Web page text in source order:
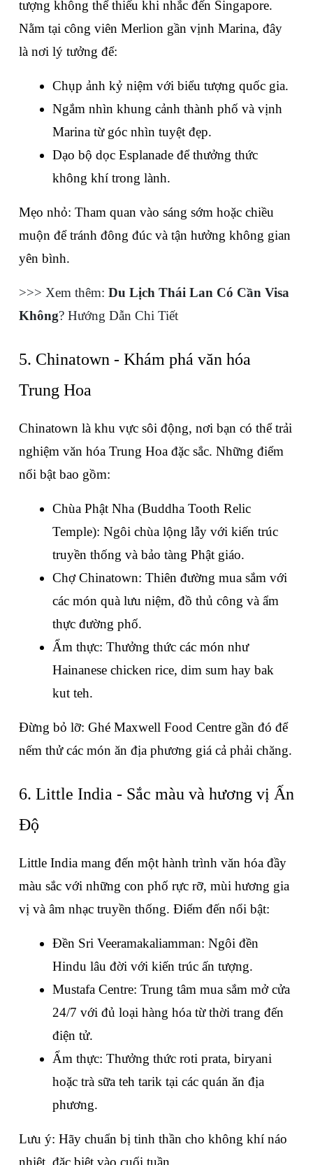
tượng không thể thiếu khi nhắc đến Singapore.
Nằm tại công viên Merlion gần vịnh Marina, đây
là nơi lý tưởng để:
Chụp ảnh kỷ niệm với biểu tượng quốc gia.
Ngắm nhìn khung cảnh thành phố và vịnh
Marina từ góc nhìn tuyệt đẹp.
Dạo bộ dọc Esplanade để thưởng thức
không khí trong lành.
Mẹo nhỏ: Tham quan vào sáng sớm hoặc chiều
muộn để tránh đông đúc và tận hưởng không gian
yên bình.
>>> Xem thêm: Du Lịch Thái Lan Có Cần Visa
Không? Hướng Dẫn Chi Tiết
5. Chinatown - Khám phá văn hóa
Trung Hoa
Chinatown là khu vực sôi động, nơi bạn có thể trải
nghiệm văn hóa Trung Hoa đặc sắc. Những điểm
nổi bật bao gồm:
Chùa Phật Nha (Buddha Tooth Relic
Temple): Ngôi chùa lộng lẫy với kiến trúc
truyền thống và bảo tàng Phật giáo.
Chợ Chinatown: Thiên đường mua sắm với
các món quà lưu niệm, đồ thủ công và ẩm
thực đường phố.
Ẩm thực: Thưởng thức các món như
Hainanese chicken rice, dim sum hay bak
kut teh.
Đừng bỏ lỡ: Ghé Maxwell Food Centre gần đó để
nếm thử các món ăn địa phương giá cả phải chăng.
6. Little India - Sắc màu và hương vị Ấn
Độ
Little India mang đến một hành trình văn hóa đầy
màu sắc với những con phố rực rỡ, mùi hương gia
vị và âm nhạc truyền thống. Điểm đến nổi bật:
Đền Sri Veeramakaliamman: Ngôi đền
Hindu lâu đời với kiến trúc ấn tượng.
Mustafa Centre: Trung tâm mua sắm mở cửa
24/7 với đủ loại hàng hóa từ thời trang đến
điện tử.
Ẩm thực: Thưởng thức roti prata, biryani
hoặc trà sữa teh tarik tại các quán ăn địa
phương.
Lưu ý: Hãy chuẩn bị tinh thần cho không khí náo
nhiệt, đặc biệt vào cuối tuần.